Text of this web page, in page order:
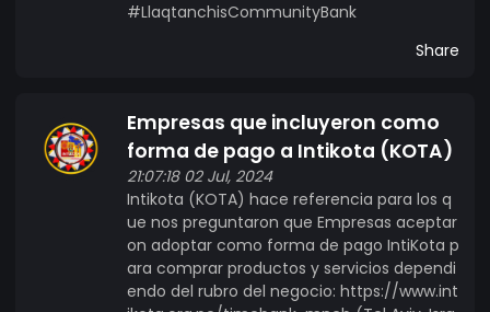
#LlaqtanchisCommunityBank
Share
Empresas que incluyeron como
forma de pago a Intikota (KOTA)
21:07:18 02 Jul, 2024
Intikota (KOTA) hace referencia para los q
ue nos preguntaron que Empresas aceptar
on adoptar como forma de pago IntiKota p
ara comprar productos y servicios dependi
endo del rubro del negocio: https://www.int